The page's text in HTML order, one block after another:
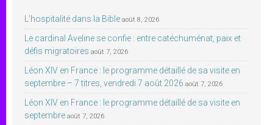
L’hospitalité dans la Bible août 8, 2026
Le cardinal Aveline se confie : entre catéchuménat, paix et
défis migratoires août 7, 2026
Léon XIV en France : le programme détaillé de sa visite en
septembre – 7 titres, vendredi 7 août 2026 août 7, 2026
Léon XIV en France : le programme détaillé de sa visite en
septembre août 7, 2026